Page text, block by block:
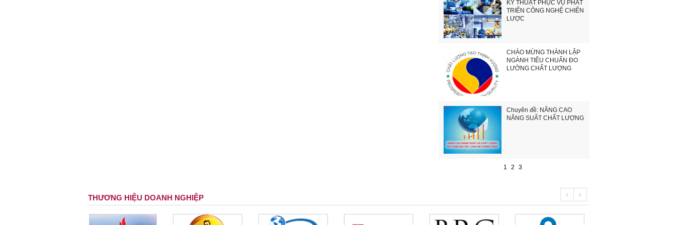
KỸ THUẬT PHỤC VỤ PHÁT
TRIỂN CÔNG NGHỆ CHIẾN
LƯỢC
CHÀO MỪNG THÀNH LẬP
NGÀNH TIÊU CHUẨN ĐO
LƯỜNG CHẤT LƯỢNG
Chuyên đề: NÂNG CAO
NĂNG SUẤT CHẤT LƯỢNG
1 2 3
THƯƠNG HIỆU DOANH NGHIỆP